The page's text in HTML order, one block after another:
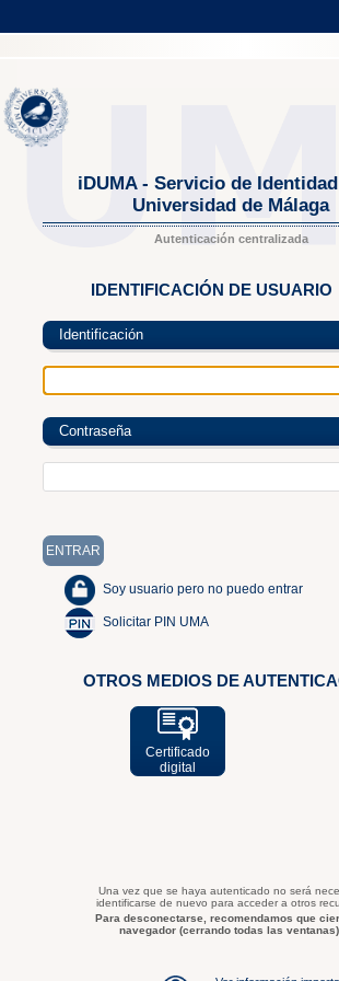
iDUMA - Servicio de
Universidad de Málaga
Autenticación centralizada
IDENTIFICACIÓN DE USUARIO
Identificación
Contraseña
Soy usuario pero no puedo entrar
Solicitar PIN UMA
OTROS MEDIOS DE
Certificado
digital
Una vez que se haya autenticado no será
identificarse de nuevo para acceder a otros
Para desconectarse, recomendamos que
navegador (cerrando todas las ventanas).